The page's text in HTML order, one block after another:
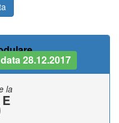
28.12.2017
la
E